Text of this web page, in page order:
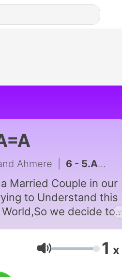
Ahmere 6 - 5.A+A=A:General Tso Chicken and Saturday Morning Cartoons!
a Married Couple in our
to Understand this
World,So we decide to
and put it into a
Enjoy! Volumen 1 x